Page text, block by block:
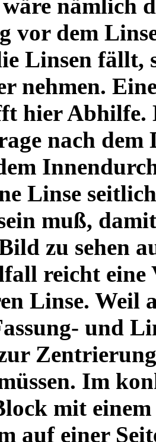
nämlich
vor dem
Linsen fällt,
nehmen.
hier Abhilfe.
nach dem
Linse
muß,
zu sehen
reicht eine
Linse. Weil
und
Im
mit einem
auf einer